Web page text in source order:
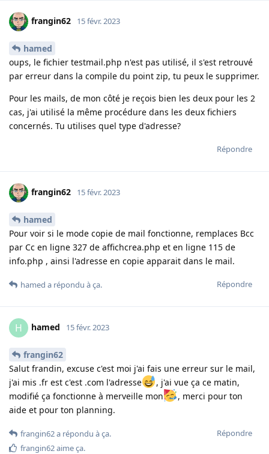
frangin62 15 févr. 2023
hamed
oups, le fichier testmail.php n'est pas utilisé, il s'est retrouvé
par erreur dans la compile du point zip, tu peux le supprimer.
Pour les mails, de mon côté je reçois bien les deux pour les 2
cas, j'ai utilisé la même procédure dans les deux fichiers
concernés. Tu utilises quel type d'adresse?
Répondre
frangin62 15 févr. 2023
hamed
Pour voir si le mode copie de mail fonctionne, remplaces Bcc
par Cc en ligne 327 de affichcrea.php et en ligne 115 de
info.php , ainsi l'adresse en copie apparait dans le mail.
Répondre
hamed a répondu à ça.
H hamed 15 févr. 2023
frangin62
Salut frandin, excuse c'est moi j'ai fais une erreur sur le mail,
j'ai mis .fr est c'est .com l'adresse
, j'ai vue ça ce matin,
modifié ça fonctionne à merveille mon
, merci pour ton
aide et pour ton planning.
Répondre
frangin62a répondu à ça.
frangin62aime ça.